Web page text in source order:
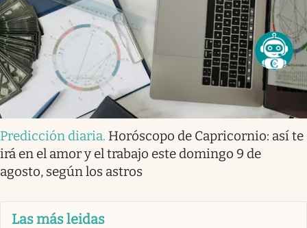
Predicción diaria. Horóscopo de Capricornio: así te
irá en el amor y el trabajo este domingo 9 de
agosto, según los astros
Las más leidas